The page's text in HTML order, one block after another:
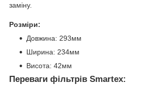
заміну.
Розміри:
Довжина: 293мм
Ширина: 234мм
Висота: 42мм
Переваги фільтрів Smartex: